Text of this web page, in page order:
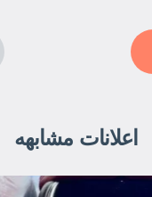
اعلانات مشابهه